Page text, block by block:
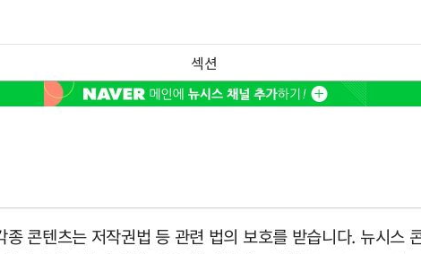
섹션
콘텐츠는 저작권법 등 관련 법의 보호를 받습니다. 뉴시스